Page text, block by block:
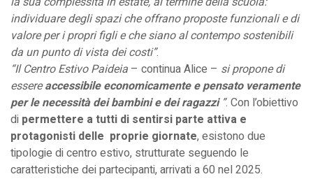
individuare degli spazi che offrano proposte funzionali e di
valore per i propri figli e che siano al contempo sostenibili
da un punto di vista dei costi”.
“Il Centro Estivo Paideia – continua Alice – si propone di
essereaccessibile economicamente e pensato veramente
per le necessità dei bambini e dei ragazzi”. Con l’obiettivo
di permettere a tutti di sentirsi parte attiva e
protagonisti delle proprie giornate, esistono due
tipologie di centro estivo, strutturate seguendo le
caratteristiche dei partecipanti, arrivati a 60 nel 2025.